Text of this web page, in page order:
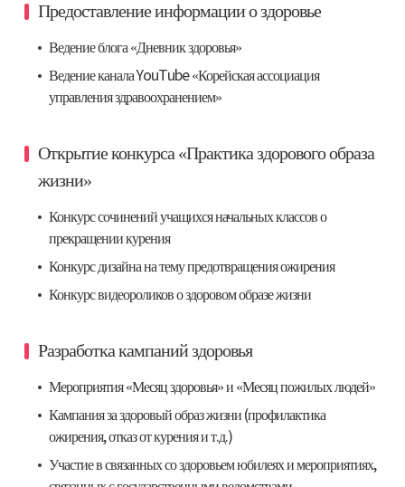
Предоставление информации о здоровье
Ведение блога «Дневник здоровья»
Ведение канала YouTube «Корейская ассоциация
управления здравоохранением»
Открытие конкурса «Практика здорового образа
жизни»
Конкурс сочинений учащихся начальных классов о
прекращении курения
Конкурс дизайна на тему предотвращения ожирения
Конкурс видеороликов о здоровом образе жизни
Разработка кампаний здоровья
Мероприятия «Месяц здоровья» и «Месяц пожилых людей»
Кампания за здоровый образ жизни (профилактика
ожирения, отказ от курения и т.д.)
Участие в связанных со здоровьем юбилеях и мероприятиях,